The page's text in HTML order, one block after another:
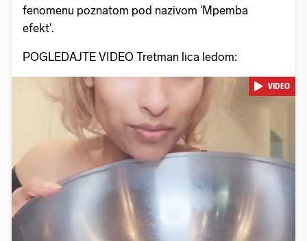
fenomenu poznatom pod nazivom 'Mpemba
efekt'.
POGLEDAJTE VIDEO Tretman lica ledom:
Pokretanje videa...
VIDEO